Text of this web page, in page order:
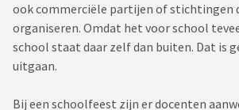
ook commerciële partijen of stichtingen
organiseren. Omdat het voor school
school staat daar zelf dan buiten. Dat is
uitgaan.
Bij een schoolfeest zijn er docenten